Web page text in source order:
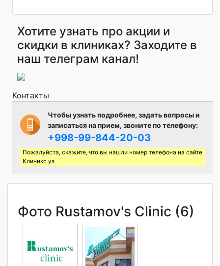
Хотите узнать про акции и
скидки в клиниках? Заходите в
наш телеграм канал!
Контакты
Чтобы узнать подробнее, задать вопросы и
записаться на прием, звоните по телефону:
+998-99-844-20-03
Пожалуйста, скажите, что вы нашли номер телефона на сайте
Клиникс уз
Фото Rustamov's Clinic (6)